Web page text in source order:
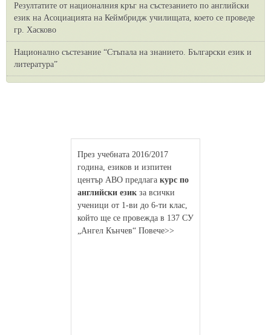
Резултатите от националния кръг на състезанието по английски
език на Асоциацията на Кеймбридж училищата, което се проведе
гр. Хасково
Национално състезание “Стъпала на знанието. Български език и
литература”
През учебната 2016/2017
година, езиков и изпитен
център АВО предлага курс по
английски език за всички
ученици от 1-ви до 6-ти клас,
който ще се провежда в 137 СУ
„Ангел Кънчев“ Повече>>